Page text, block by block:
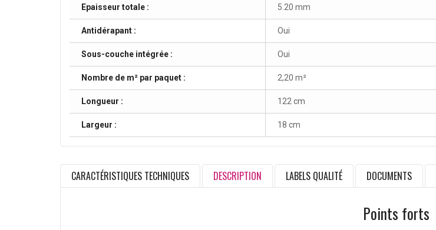
Epaisseur totale : 5.20 mm
Antidérapant : Oui
Sous-couche intégrée : Oui
Nombre de m² par paquet : 2,20 m²
Longueur : 122 cm
Largeur : 18 cm
CARACTÉRISTIQUES TECHNIQUES DESCRIPTION LABELS QUALITÉ DOCUMENTS
Points forts